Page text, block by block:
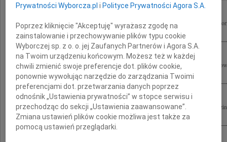
Pawłowi Wypychowi Ogniska już dogasa blask, braterski zwiążmy krąg. W
ostatni uścisk rąk... Czuwaj! Przyjaciele z 82 WDHiZ
Małgosi Wypych oraz całej Rodzinie składamy serdeczne wyrazy współczucia z
Wypycha koleżanki i koledzy z Prokuratorii Generalnej Skarbu Państwa
Wyrazy głębokiego żalu i współczucia Małgosi, Zuzi, Krzysiowi i najbliższej
Pawła Wypycha składają Elżbieta i Andrzej Olszewscy z dziećmi
Prywatności Wyborcza.pl i Polityce Prywatności Agora S.A.
Poprzez kliknięcie "Akceptuję" wyrażasz zgodę na
zainstalowanie i przechowywanie plików typu cookie
Wyborczej sp. z o. o. jej Zaufanych Partnerów i Agora S.A.
na Twoim urządzeniu końcowym. Możesz też w każdej
chwili zmienić swoje preferencje dot. plików cookie,
ponownie wywołując narzędzie do zarządzania Twoimi
preferencjami dot. przetwarzania danych poprzez
odnośnik „Ustawienia prywatności” w stopce serwisu i
przechodząc do sekcji „Ustawienia zaawansowane”.
Zmiana ustawień plików cookie możliwa jest także za
pomocą ustawień przeglądarki.